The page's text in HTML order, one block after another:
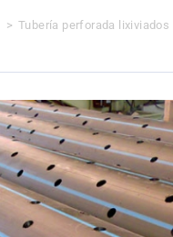
> Tubería perforada lixiviados